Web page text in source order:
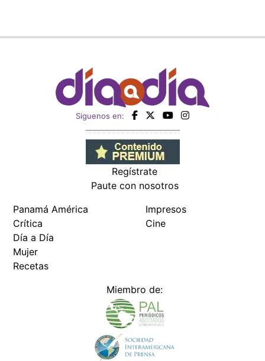
Siguenos en:
Regístrate
Paute con nosotros
Panamá América
Crítica
Día a Día
Mujer
Recetas
Impresos
Cine
Miembro de: